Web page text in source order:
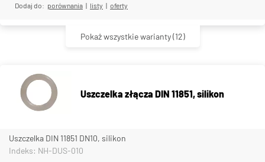
Dodaj do: porównania | listy | oferty
Pokaż wszystkie warianty(12)
Uszczelka złącza DIN 11851, silikon
Uszczelka DIN 11851 DN10, silikon
Indeks: NH-DUS-010